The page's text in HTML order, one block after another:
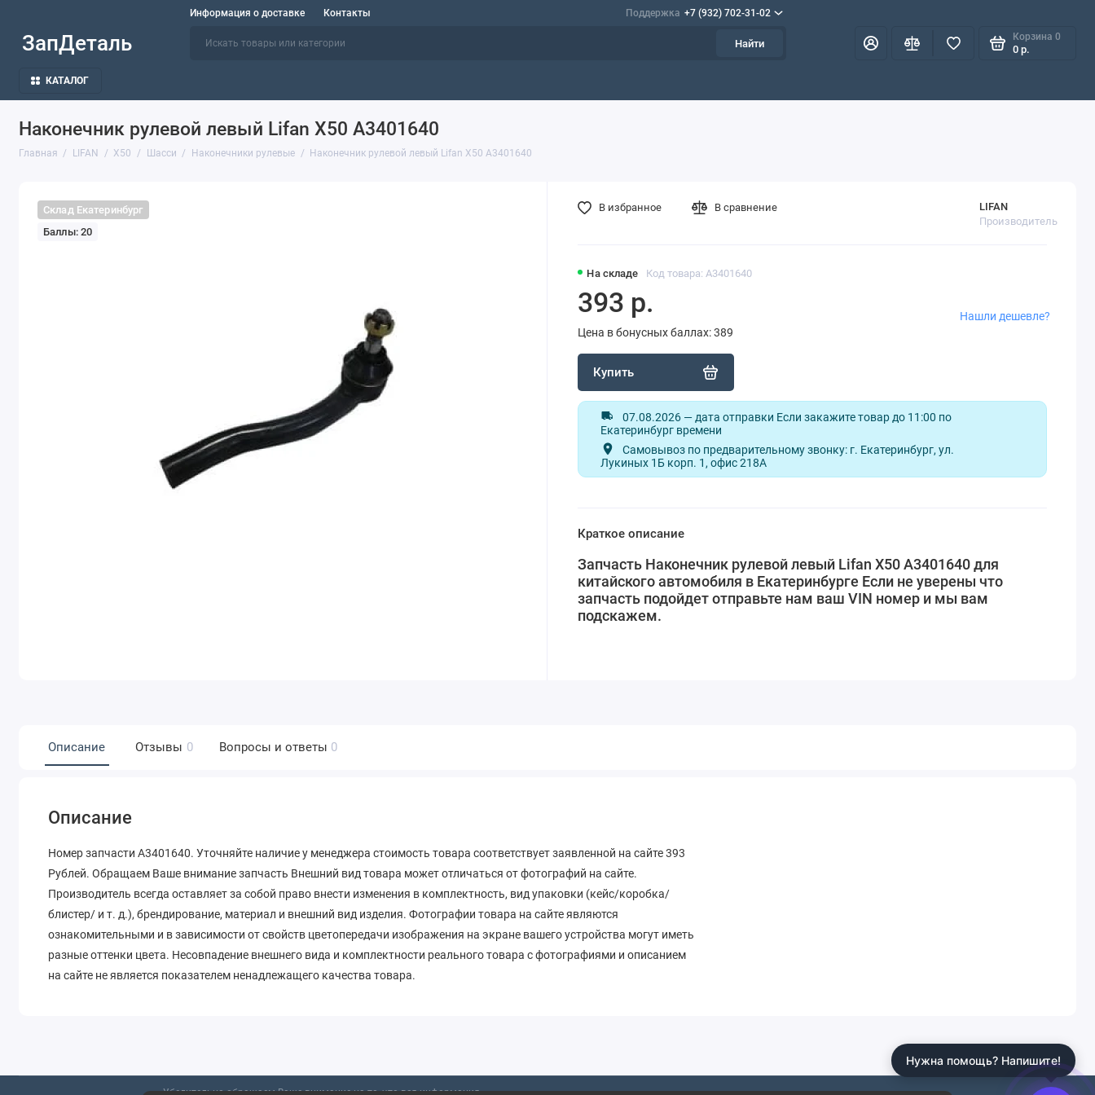
Информация о доставке Контакты Поддержка +7 (932) 702-31-02
ЗапДеталь Найти
Корзина 0
0 р.
КАТАЛОГ
Наконечник рулевой левый Lifan X50 A3401640
Главная LIFAN X50 Шасси Наконечники рулевые Наконечник рулевой левый Lifan X50 A3401640
Склад Екатеринбург
Баллы: 20
На складе Код товара: A3401640
LIFAN
Производитель
393 р.
Цена в бонусных баллах: 389
Купить
Нашли дешевле?
07.08.2026 — дата отправки Если закажите товар до 11:00 по
Екатеринбург времени
Самовывоз по предварительному звонку: г. Екатеринбург, ул.
Лукиных 1Б корп. 1, офис 218А
В избранное В сравнение
Краткое описание
Запчасть Наконечник рулевой левый Lifan X50 A3401640 для
китайского автомобиля в Екатеринбурге Если не уверены что
запчасть подойдет отправьте нам ваш VIN номер и мы вам
подскажем.
Описание Отзывы 0 Вопросы и ответы 0
Описание
Номер запчасти A3401640. Уточняйте наличие у менеджера стоимость товара соответствует заявленной на сайте 393
Рублей. Обращаем Ваше внимание запчасть Внешний вид товара может отличаться от фотографий на сайте.
Производитель всегда оставляет за собой право внести изменения в комплектность, вид упаковки (кейс/коробка/
блистер/ и т. д.), брендирование, материал и внешний вид изделия. Фотографии товара на сайте являются
ознакомительными и в зависимости от свойств цветопередачи изображения на экране вашего устройства могут иметь
разные оттенки цвета. Несовпадение внешнего вида и комплектности реального товара с фотографиями и описанием
на сайте не является показателем ненадлежащего качества товара.
Нужна помощь? Напишите!